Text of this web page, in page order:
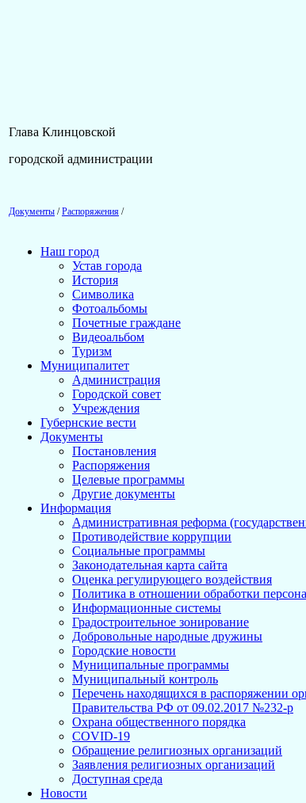
Глава Клинцовской
городской
Документы /Распоряжения /
Наш город
Устав города
История
Символика
Фотоальбомы
Почетные граждане
Видеоальбом
Туризм
Муниципалитет
Администрация
Городской совет
Учреждения
Губернские вести
Документы
Постановления
Распоряжения
Целевые программы
Другие документы
Информация
Административная реформа
Противодействие коррупции
Социальные программы
Законодательная карта сайта
Оценка регулирующего воздействия
Политика в отношении обработки
Информационные системы
Градостроительное зонирование
Добровольные народные дружины
Городские новости
Муниципальные программы
Муниципальный контроль
Перечень находящихся в распоряжении
Правительства РФ от 09.02.2017 №232-р
Охрана общественного порядка
COVID-19
Обращение религиозных организаций
Заявления религиозных организаций
Доступная среда
Новости